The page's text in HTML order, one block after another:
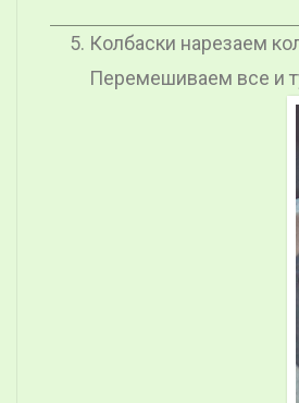
Колбаски нарезаем
Перемешиваем все и